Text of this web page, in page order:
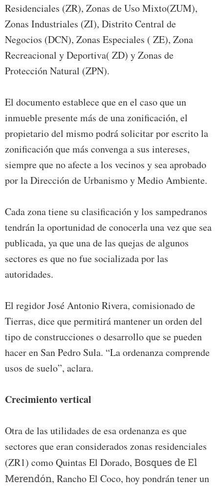
Residenciales (ZR), Zonas de Uso Mixto(ZUM),
Zonas Industriales (ZI), Distrito Central de
Negocios (DCN), Zonas Especiales ( ZE), Zona
Recreacional y Deportiva( ZD) y Zonas de
Protección Natural (ZPN).
El documento establece que en el caso que un
inmueble presente más de una zonificación, el
propietario del mismo podrá solicitar por escrito la
zonificación que más convenga a sus intereses,
siempre que no afecte a los vecinos y sea aprobado
por la Dirección de Urbanismo y Medio Ambiente.
Cada zona tiene su clasificación y los sampedranos
tendrán la oportunidad de conocerla una vez que sea
publicada, ya que una de las quejas de algunos
sectores es que no fue socializada por las
autoridades.
El regidor José Antonio Rivera, comisionado de
Tierras, dice que permitirá mantener un orden del
tipo de construcciones o desarrollo que se pueden
hacer en San Pedro Sula. “La ordenanza comprende
usos de suelo”, aclara.
Crecimiento vertical
Otra de las utilidades de esa ordenanza es que
sectores que eran considerados zonas residenciales
(ZR1) como Quintas El Dorado, Bosques de El
Merendón, Rancho El Coco, hoy pondrán tener un